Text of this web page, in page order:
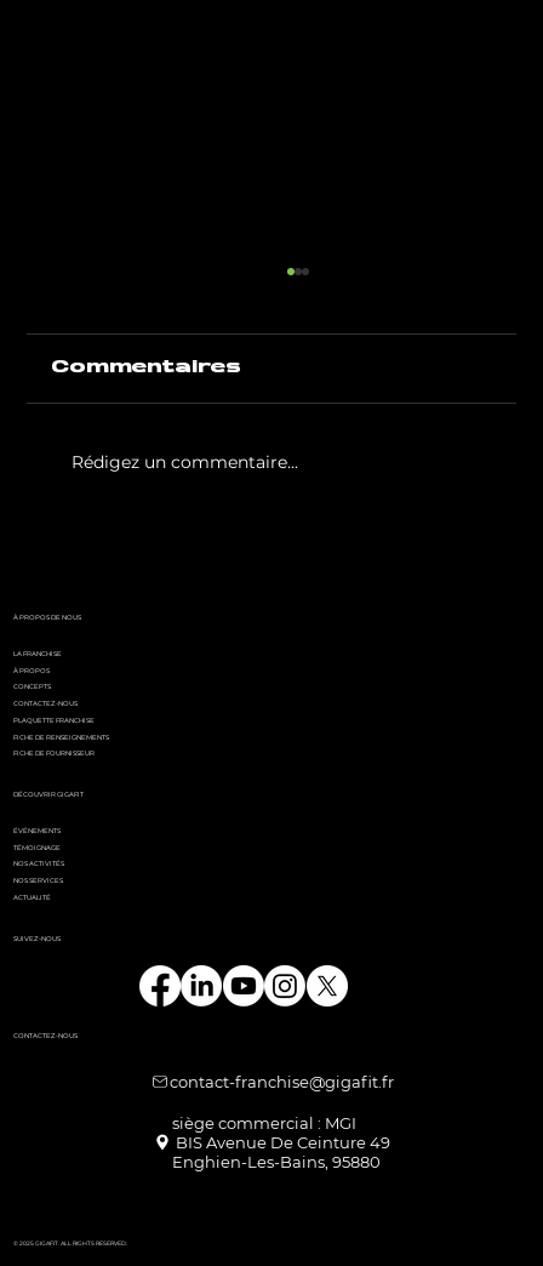
Commentaires
Rédigez un commentaire...
DÉCOUVRIR GIGAFIT
ÉVÉNEMENTS
TÉMOIGNAGE
NOS ACTIVITÉS
NOS SERVICES
ACTUALITÉ
CONTACTEZ-NOUS
contact-franchise@gigafit.fr
Enghien-Les-Bains, 95880
À PROPOS DE NOUS
LA FRANCHISE
À PROPOS
CONCEPTS
CONTACTEZ-NOUS
PLAQUETTE FRANCHISE
FICHE DE RENSEIGNEMENTS
FICHE DE FOURNISSEUR
SUIVEZ-NOUS
© 2025 GIGAFIT. ALL RIGHTS RESERVED.